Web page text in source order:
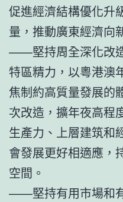
促進經濟結構優化升
量，推動廣東經濟向
——堅持周全深化改
特區精力，以粵港澳
焦制約高質量發展的
次改造，擴年夜高程
生產力、上層建筑和
會發展更好相適應，
空間。
——堅持有用市場和